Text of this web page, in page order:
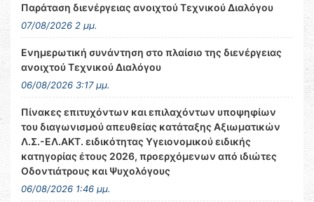
Παράταση διενέργειας ανοιχτού Τεχνικού Διαλόγου
07/08/2026 2 μμ.
Ενημερωτική συνάντηση στο πλαίσιο της διενέργειας
ανοιχτού Τεχνικού Διαλόγου
06/08/2026 3:17 μμ.
Πίνακες επιτυχόντων και επιλαχόντων υποψηφίων
του διαγωνισμού απευθείας κατάταξης Αξιωματικών
Λ.Σ.-ΕΛ.ΑΚΤ. ειδικότητας Υγειονομικού ειδικής
κατηγορίας έτους 2026, προερχόμενων από ιδιώτες
Οδοντιάτρους και Ψυχολόγους
06/08/2026 1:46 μμ.